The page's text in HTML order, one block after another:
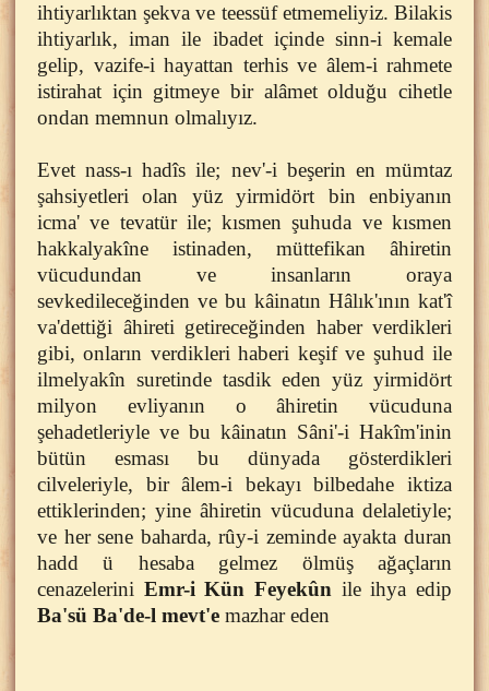
ihtiyarlıktan şekva ve teessüf etmemeliyiz. Bilakis
ihtiyarlık, iman ile ibadet içinde sinn-i kemale
gelip, vazife-i hayattan terhis ve âlem-i rahmete
istirahat için gitmeye bir alâmet olduğu cihetle
ondan memnun olmalıyız.
Evet nass-ı hadîs ile; nev'-i beşerin en mümtaz
şahsiyetleri olan yüz yirmidört bin enbiyanın
icma' ve tevatür ile; kısmen şuhuda ve kısmen
hakkalyakîne istinaden, müttefikan âhiretin
vücudundan ve insanların oraya
sevkedileceğinden ve bu kâinatın Hâlık'ının kat'î
va'dettiği âhireti getireceğinden haber verdikleri
gibi, onların verdikleri haberi keşif ve şuhud ile
ilmelyakîn suretinde tasdik eden yüz yirmidört
milyon evliyanın o âhiretin vücuduna
şehadetleriyle ve bu kâinatın Sâni'-i Hakîm'inin
bütün esması bu dünyada gösterdikleri
cilveleriyle, bir âlem-i bekayı bilbedahe iktiza
ettiklerinden; yine âhiretin vücuduna delaletiyle;
ve her sene baharda, rûy-i zeminde ayakta duran
hadd ü hesaba gelmez ölmüş ağaçların
cenazelerini Emr-i Kün Feyekûn ile ihya edip
Ba'sü Ba'de-l mevt'e mazhar eden